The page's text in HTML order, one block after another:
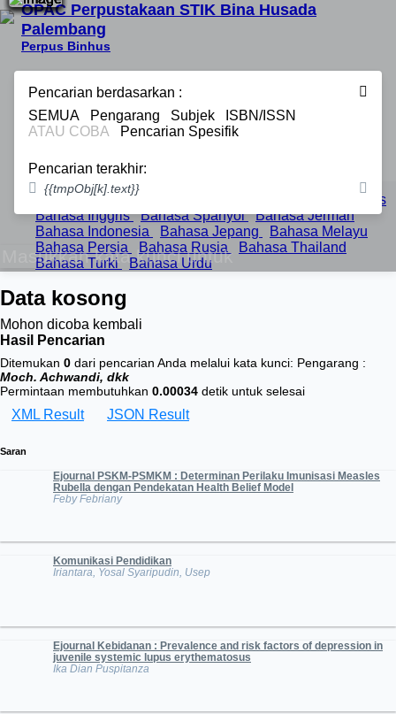
OPAC Perpustakaan STIK Bina Husada
Palembang
Perpus Binhus
Informasi
Berita
Bantuan
Pustakawan
Pilih Bahasa :
Bahasa Arab Bahasa Bengal
Bahasa Brazil Portugis
Bahasa Inggris Bahasa Spanyol Bahasa Jerman
Bahasa Indonesia
Bahasa Jepang
Bahasa Melayu
Bahasa Persia
Bahasa Rusia
Bahasa Thailand
Bahasa Turki
Bahasa Urdu
Pencarian berdasarkan :
SEMUA
Pengarang Subjek
ISBN/ISSN
ATAU COBA
Pencarian Spesifik
Pencarian terakhir:
{{tmpObj[k].text}}
Data kosong
Mohon dicoba kembali
Hasil Pencarian
Ditemukan 0 dari pencarian Anda melalui kata kunci: Pengarang :
Moch. Achwandi, dkk
Permintaan membutuhkan 0.00034 detik untuk selesai
XML Result JSON Result
Saran
Ejournal PSKM-PSMKM : Determinan Perilaku Imunisasi Measles
Rubella dengan Pendekatan Health Belief Model
Feby Febriany
Komunikasi Pendidikan
Iriantara, Yosal Syaripudin, Usep
Ejournal Kebidanan : Prevalence and risk factors of depression in
juvenile systemic lupus erythematosus
Ika Dian Puspitanza